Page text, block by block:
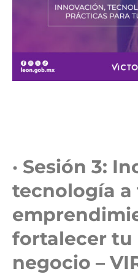
· Sesión 3:
tecnología a
fortalecer tu
negocio –